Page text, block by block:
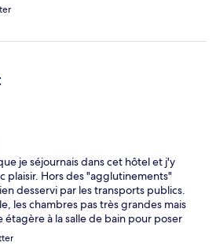
je séjournais dans cet hôtel et j'y
plaisir. Hors des "agglutinements"
desservi par les transports publics.
les chambres pas très grandes mais
à la salle de bain pour poser
toutefois la bienvenue...